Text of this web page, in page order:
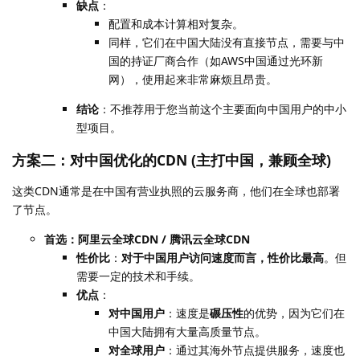
缺点 ：
配置和成本计算相对复杂。
同样，它们在中国大陆没有直接节点，需要与中
国的持证厂商合作（如AWS中国通过光环新
网），使用起来非常麻烦且昂贵。
结论 ：不推荐用于您当前这个主要面向中国用户的中小
型项目。
方案二：对中国优化的CDN (主打中国，兼顾全球)
这类CDN通常是在中国有营业执照的云服务商，他们在全球也部署
了节点。
首选：阿里云全球CDN / 腾讯云全球CDN
性价比 ： 对于中国用户访问速度而言，性价比最高。但
需要一定的技术和手续。
优点 ：
对中国用户 ：速度是碾压性的优势，因为它们在
中国大陆拥有大量高质量节点。
对全球用户 ：通过其海外节点提供服务，速度也